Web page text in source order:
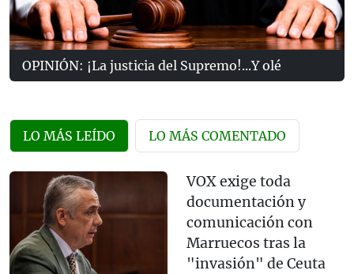
OPINIÓN: ¡La justicia del Supremo!...Y olé
LO MÁS LEÍDO LO MÁS COMENTADO
VOX exige toda
documentación y
comunicación con
Marruecos tras la
"invasión" de Ceuta